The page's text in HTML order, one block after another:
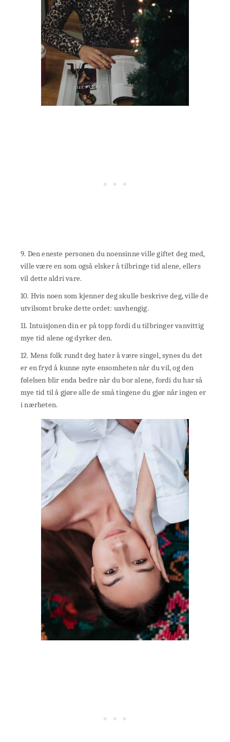
9. Den eneste personen du noensinne ville giftet deg med,
ville være en som også elsker å tilbringe tid alene, ellers
vil dette aldri vare.
10. Hvis noen som kjenner deg skulle beskrive deg, ville de
utvilsomt bruke dette ordet: uavhengig.
11. Intuisjonen din er på topp fordi du tilbringer vanvittig
mye tid alene og dyrker den.
12. Mens folk rundt deg hater å være singel, synes du det
er en fryd å kunne nyte ensomheten når du vil, og den
følelsen blir enda bedre når du bor alene, fordi du har så
mye tid til å gjøre alle de små tingene du gjør når ingen er
i nærheten.